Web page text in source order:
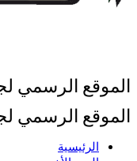
الموقع الرسمي
الموقع الرسمي
الرئيسية